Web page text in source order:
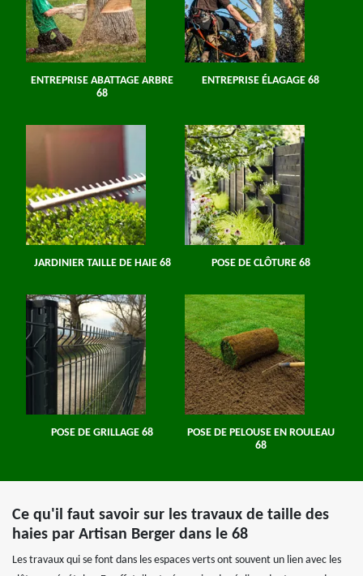
ENTREPRISE ABATTAGE ARBRE
68
ENTREPRISE ÉLAGAGE 68
JARDINIER TAILLE DE HAIE 68 POSE DE CLÔTURE 68
POSE DE GRILLAGE 68
POSE DE PELOUSE EN ROULEAU
68
Ce qu'il faut savoir sur les travaux de taille des
haies par Artisan Berger dans le 68
Les travaux qui se font dans les espaces verts ont souvent un lien avec les